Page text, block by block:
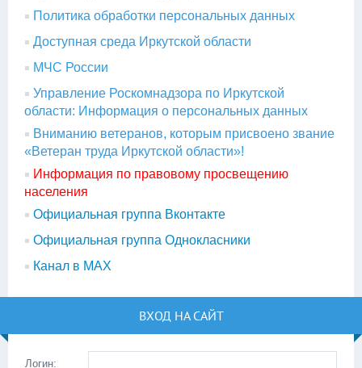
Политика обработки персональных данных
Доступная среда Иркутской области
МЧС России
Управление Роскомнадзора по Иркутской
области: Информация о персональных данных
Вниманию ветеранов, которым присвоено звание
«Ветеран труда Иркутской области»!
Информация по правовому просвещению
населения
Официальная группа Вконтакте
Официальная группа Однокласники
Канал в МАХ
ВХОД НА САЙТ
Логин: